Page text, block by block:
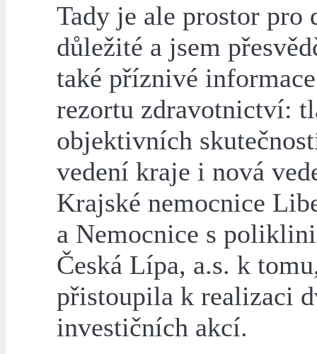
Tady je ale prostor pro
důležité a jsem
také příznivé
rezortu zdravotnictví:
objektivních
vedení kraje i nová
Krajské nemocnice
a Nemocnice s
Česká Lípa, a.s. k
přistoupila k realizaci
investičních akcí.